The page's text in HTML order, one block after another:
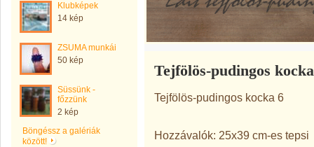
Klubképek
14 kép
ZSUMA munkái
50 kép
Süssünk -
főzzünk
2 kép
Böngéssz a galériák
között!
Tejfölös-pudingos kocka
Tejfölös-pudingos kocka 6
Hozzávalók: 25x39 cm-es tepsi